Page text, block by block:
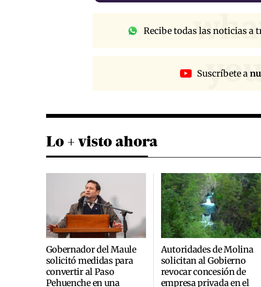
Recibe todas las noticias a
Suscríbete a
Lo + visto ahora
Gobernador del Maule
solicitó medidas para
convertir al Paso
Pehuenche en una
Autoridades de Molina
solicitan al Gobierno
revocar concesión de
empresa privada en el